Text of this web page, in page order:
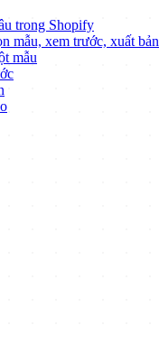
trong Shopify
mẫu, xem trước, xuất bản
mẫu